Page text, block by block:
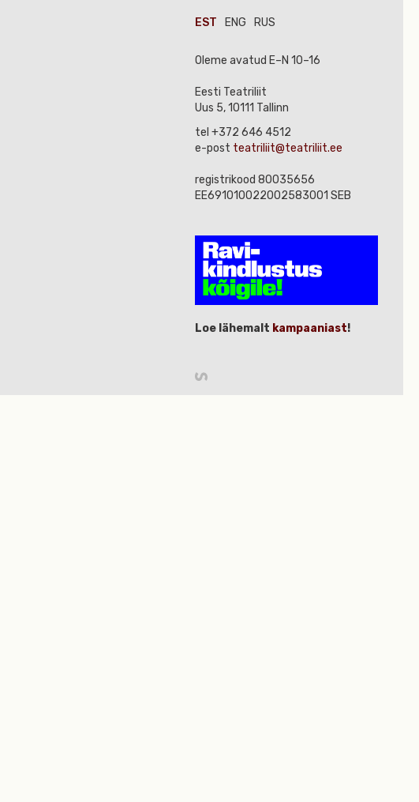
EST ENG RUS
Oleme avatud E–N 10–16
Eesti Teatriliit
Uus 5, 10111 Tallinn
tel +372 646 4512
e-post teatriliit@teatriliit.ee
registrikood 80035656
EE691010022002583001 SEB
Loe lähemalt kampaaniast!